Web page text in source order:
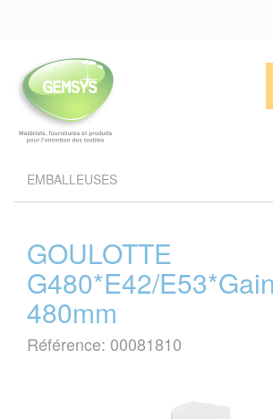
EMBALLEUSES
GOULOTTE
G480*E42/
480mm
Référence: 00081810